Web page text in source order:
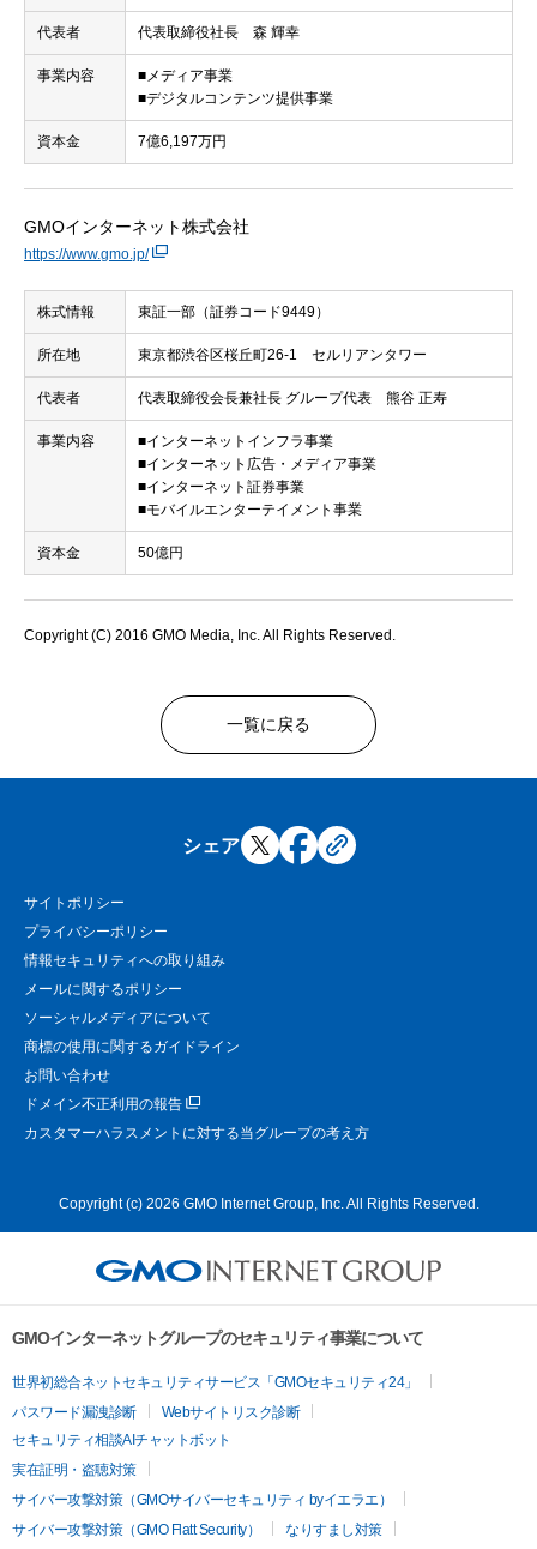
代表者 代表取締役社長 森 輝幸
事業内容
■メディア事業
■デジタルコンテンツ提供事業
資本金 7億6,197万円
GMOインターネット株式会社
https://www.gmo.jp/
株式情報 東証一部（証券コード9449）
所在地 東京都渋谷区桜丘町26-1 セルリアンタワー
代表者 代表取締役会長兼社長 グループ代表 熊谷 正寿
事業内容
■インターネットインフラ事業
■インターネット広告・メディア事業
■インターネット証券事業
■モバイルエンターテイメント事業
資本金 50億円
Copyright (C) 2016 GMO Media, Inc. All Rights Reserved.
一覧に戻る
シェア
サイトポリシー
プライバシーポリシー
情報セキュリティへの取り組み
メールに関するポリシー
ソーシャルメディアについて
商標の使用に関するガイドライン
お問い合わせ
ドメイン不正利用の報告
カスタマーハラスメントに対する当グループの考え方
Copyright (c) 2026 GMO Internet Group, Inc. All Rights Reserved.
GMOインターネットグループのセキュリティ事業について
世界初総合ネットセキュリティサービス「GMOセキュリティ24」
パスワード漏洩診断
Webサイトリスク診断
セキュリティ相談AIチャットボット
実在証明・盗聴対策
サイバー攻撃対策（GMOサイバーセキュリティ byイエラエ）
サイバー攻撃対策（GMO Flatt Security）
なりすまし対策